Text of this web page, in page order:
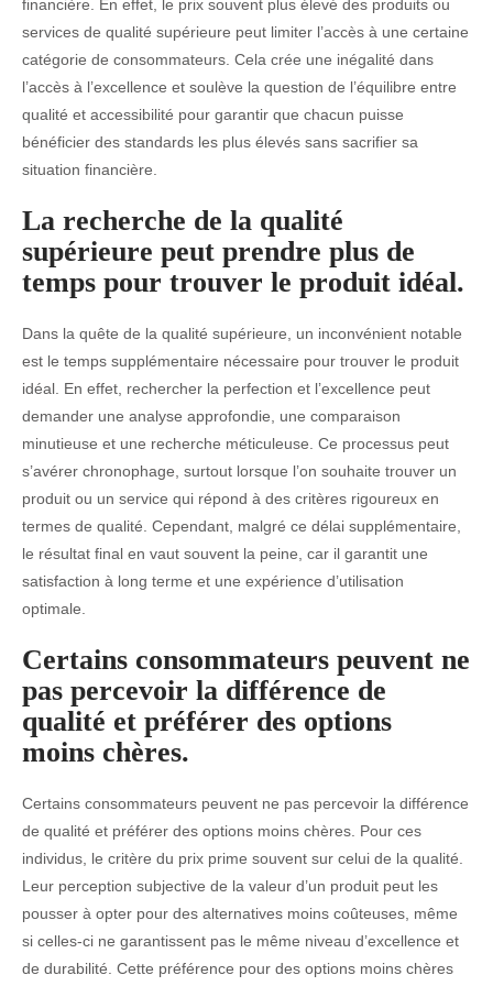
financière. En effet, le prix souvent plus élevé des produits ou
services de qualité supérieure peut limiter l’accès à une certaine
catégorie de consommateurs. Cela crée une inégalité dans
l’accès à l’excellence et soulève la question de l’équilibre entre
qualité et accessibilité pour garantir que chacun puisse
bénéficier des standards les plus élevés sans sacrifier sa
situation financière.
La recherche de la qualité
supérieure peut prendre plus de
temps pour trouver le produit idéal.
Dans la quête de la qualité supérieure, un inconvénient notable
est le temps supplémentaire nécessaire pour trouver le produit
idéal. En effet, rechercher la perfection et l’excellence peut
demander une analyse approfondie, une comparaison
minutieuse et une recherche méticuleuse. Ce processus peut
s’avérer chronophage, surtout lorsque l’on souhaite trouver un
produit ou un service qui répond à des critères rigoureux en
termes de qualité. Cependant, malgré ce délai supplémentaire,
le résultat final en vaut souvent la peine, car il garantit une
satisfaction à long terme et une expérience d’utilisation
optimale.
Certains consommateurs peuvent ne
pas percevoir la différence de
qualité et préférer des options
moins chères.
Certains consommateurs peuvent ne pas percevoir la différence
de qualité et préférer des options moins chères. Pour ces
individus, le critère du prix prime souvent sur celui de la qualité.
Leur perception subjective de la valeur d’un produit peut les
pousser à opter pour des alternatives moins coûteuses, même
si celles-ci ne garantissent pas le même niveau d’excellence et
de durabilité. Cette préférence pour des options moins chères